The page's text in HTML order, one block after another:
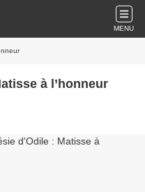
MENU
poésie d'Odile : Matisse à l’honneur